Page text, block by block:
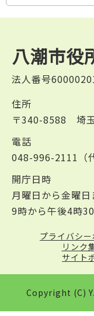
八潮市役
法人番号
住所
〒340-8588 埼
電話
048-996-2111（
開庁日時
月曜日から金曜
9時から午後4時
プライバシ
リンク
サイト
Copyright (C)